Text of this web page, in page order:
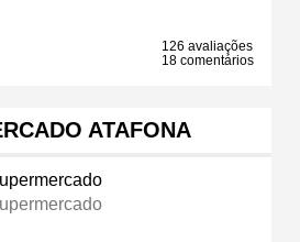
126 avaliações
18 comentários
ATAFONA